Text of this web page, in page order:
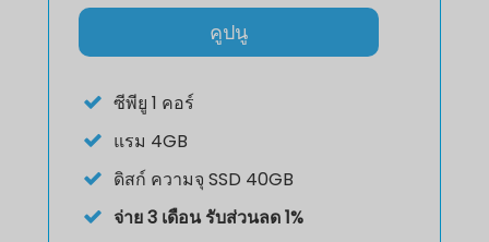
คูปนู
ซีพียู 1 คอร์
แรม 4GB
ดิสก์ ความจุ SSD 40GB
จ่าย 3 เดือน รับส่วนลด 1%